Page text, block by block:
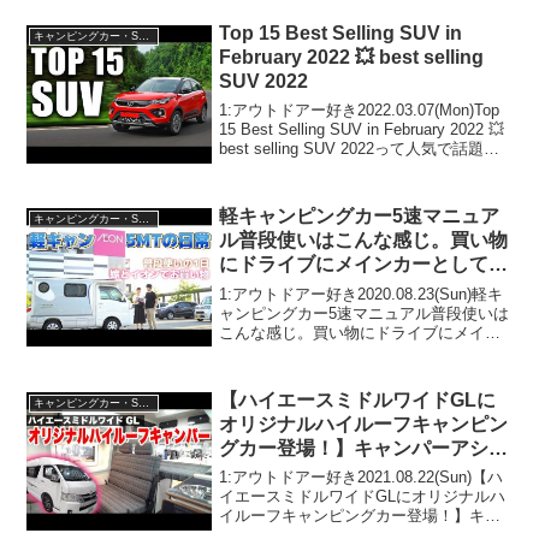
2020.03.24(Tue)この動画は注目です！...
Top 15 Best Selling SUV in
February 2022 💥 best selling
SUV 2022
1:アウトドアー好き2022.03.07(Mon)Top
15 Best Selling SUV in February 2022 💥
best selling SUV 2022って人気で話題ら
キャンピングカー・SUV人気車種
軽キャンピングカー5速マニュア
ル普段使いはこんな感じ。買い物
にドライブにメインカーとして使
えます！【インディ727】
1:アウトドアー好き2020.08.23(Sun)軽キ
ャンピングカー5速マニュアル普段使いは
こんな感じ。買い物にドライブにメイン
で！！2:アウトドアー好き2020.08...
【ハイエースミドルワイドGLに
オリジナルハイルーフキャンピン
グカー登場！】キャンパーアシス
ト”ホロウ”
1:アウトドアー好き2021.08.22(Sun)【ハ
イエースミドルワイドGLにオリジナルハ
イルーフキャンピングカー登場！】キャ